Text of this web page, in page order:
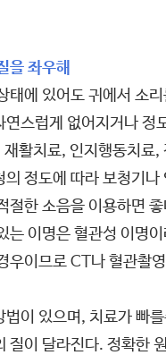
을 좌우해
태에 있어도 귀에서 소
스럽게 없어지거나
활치료, 인지행동치료
정도에 따라 보청기
절한 소음을 이용하면
는 이명은 혈관성 이명
우이므로 CT나 혈관촬
이 있으며, 치료가 빠
질이 달라진다. 정확한